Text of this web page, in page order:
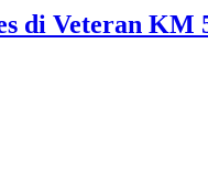
di Veteran KM